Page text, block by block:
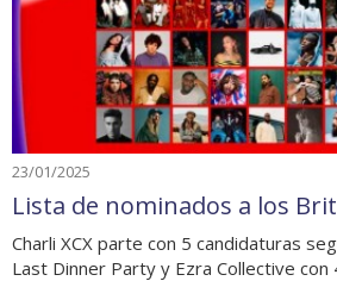
23/01/2025
Lista de nominados a los
Charli XCX parte con 5 candidaturas
Last Dinner Party y Ezra Collective con